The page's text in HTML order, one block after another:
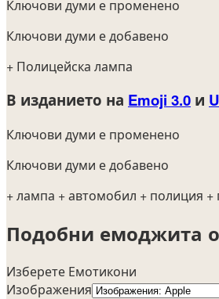
Ключови думи е променено
Ключови думи е добавено
+ Полицейска лампа
В изданието на Emoji 3.0 и
Ключови думи е променено
Ключови думи е добавено
+ лампа + автомобил + полиция +
Подобни емоджита
Изберете Емотикони
Изображения